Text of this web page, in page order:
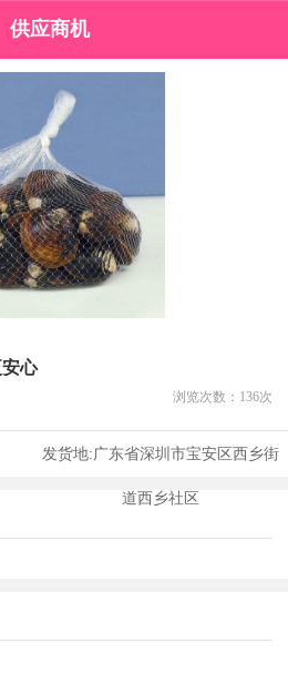
供应商机
心
浏览次数： 136次
发货地:广东省深圳市宝安区西乡街
道西乡社区